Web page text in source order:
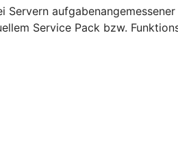
Service Pack bzw.